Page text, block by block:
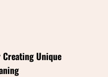
Creating Unique